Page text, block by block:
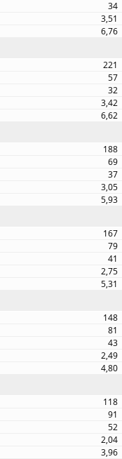
34
3,51
6,76
221
57
32
3,42
6,62
188
69
37
3,05
5,93
167
79
41
2,75
5,31
148
81
43
2,49
4,80
118
91
52
2,04
3,96